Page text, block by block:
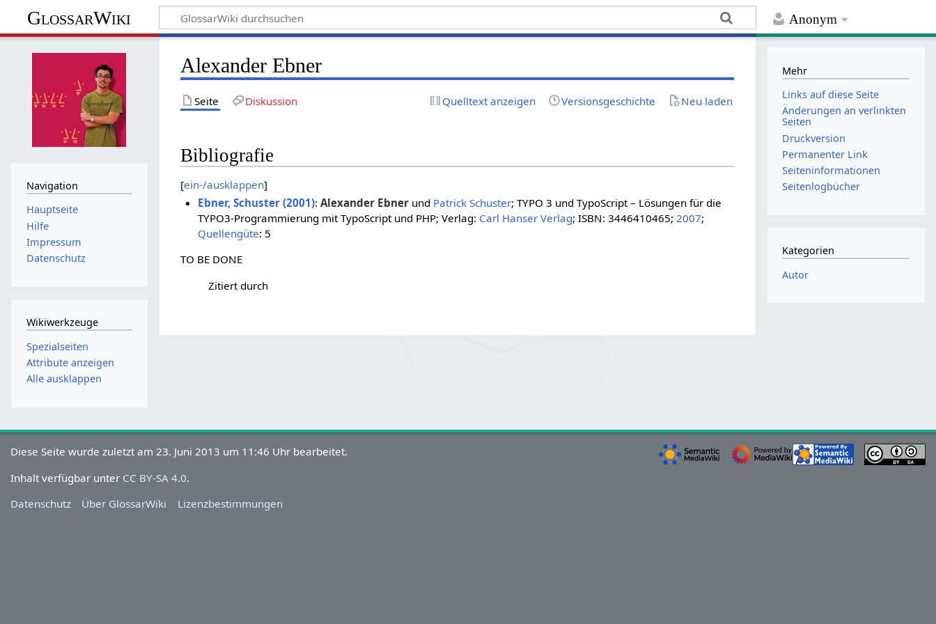
Anonym
GlossarWiki
Alexander Ebner
Seite Diskussion Quelltext anzeigen Versionsgeschichte Neu laden
Bibliografie
[ein-/ausklappen]
Ebner, Schuster (2001): Alexander Ebnerund Patrick Schuster; TYPO 3 und TypoScript – Lösungen für die
TYPO3-Programmierung mit TypoScript und PHP; Verlag: Carl Hanser Verlag; ISBN: 3446410465; 2007;
Quellengüte: 5
TO BE DONE
Zitiert durch
Navigation
Hauptseite
Hilfe
Impressum
Datenschutz
Wikiwerkzeuge
Spezialseiten
Attribute anzeigen
Alle ausklappen
Mehr
Links auf diese Seite
Änderungen an verlinkten
Seiten
Druckversion
Permanenter Link
Seiten­­informationen
Seitenlogbücher
Kategorien
Autor
Diese Seite wurde zuletzt am 23. Juni 2013 um 11:46 Uhr bearbeitet.
Inhalt verfügbar unter CC BY-SA 4.0.
Datenschutz
Über GlossarWiki Lizenzbestimmungen